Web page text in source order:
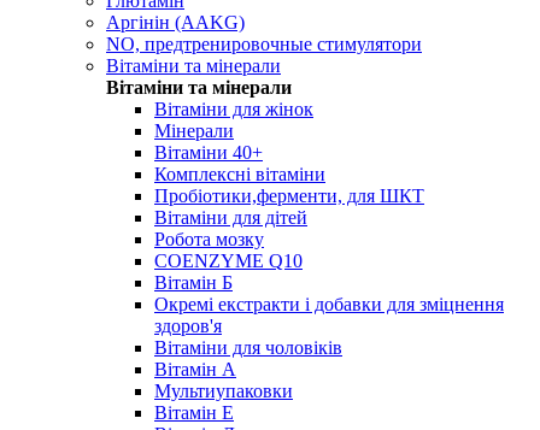
Аргінін (AAKG)
NO, предтренировочные стимулятори
Вітаміни та мінерали
Вітаміни та мінерали
Вітаміни для жінок
Мінерали
Вітаміни 40+
Комплексні вітаміни
Пробіотики,ферменти, для ШКТ
Вітаміни для дітей
Робота мозку
COENZYME Q10
Вітамін Б
Окремі екстракти і добавки для зміцнення
здоров'я
Вітаміни для чоловіків
Вітамін А
Мультиупаковки
Вітамін Е